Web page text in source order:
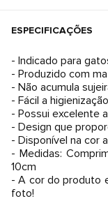
ESPECIFICAÇÕES
- Indicado para
- Produzido com
- Não acumula
- Fácil a
- Possui excelente
- Design que
- Disponível na cor
- Medidas:
10cm
- A cor do produto
foto!